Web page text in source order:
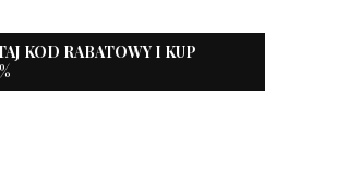
KOD RABATOWY I KUP